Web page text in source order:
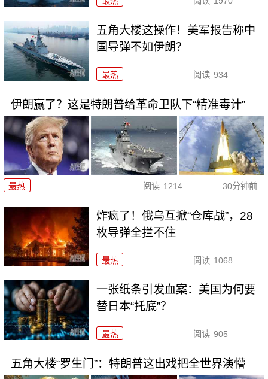
五角大楼这操作！美军报告称中
国导弹不如伊朗？
最热 阅读 934
伊朗赢了？这是特朗普给革命卫队下“精准毒计”
最热 阅读 1214 30分钟前
炸疯了！俄乌互掀“仓库战”，28
枚导弹全拦不住
最热 阅读 1068
一张纸条引发血案：美国为何要
替日本“托底”？
最热 阅读 905
五角大楼“罗生门”：特朗普这出戏把全世界演懵